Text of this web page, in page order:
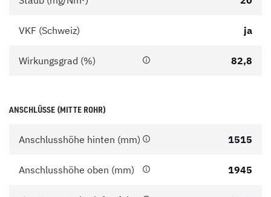
VKF (Schweiz) ja
Wirkungsgrad (%) 82,8
ANSCHLÜSSE (MITTE ROHR)
Anschlusshöhe hinten (mm) 1515
Anschlusshöhe oben (mm) 1945